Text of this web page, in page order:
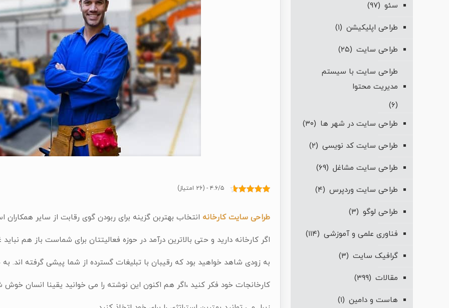
۴.۶/۵ - (۲۶ امتیاز)
طراحی سایت کارخانه انتخاب بهتربن گزینه برای ربودن گوی رقابت از سایر همکاران
اگر کارخانه دارید و حتی بالاترین درآمد در حوزه فعالیتتان برای شماست باز هم نباید
به زودی شاهد خواهید بود که رقیبان با تبلیغات گسترده از شما پیشی گرفته اند.
کارخانجات خود فکر کنید ،اگر هم اکنون این نوشته را می خوانید یقینا انسان
سئو (۹۷)
طراحی اپلیکیشن (۱)
طراحی سایت (۲۵)
طراحی سایت با سیستم
مدیریت محتوا
(۶)
طراحی سایت در شهر ها (۳۰)
طراحی سایت کد نویسی (۲)
طراحی سایت مشاغل (۶۹)
طراحی سایت وردپرس (۴)
طراحی لوگو (۳)
فناوری علمی و آموزشی (۱۱۴)
گرافیک سایت (۳)
مقالات (۳۹۹)
هاست و دامین (۱)